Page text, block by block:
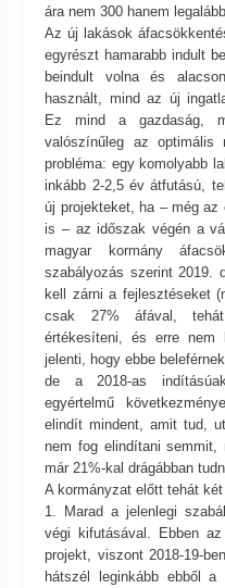
ára nem 300 hanem
Az új lakások
egyrészt hamarabb indult
beindult volna és
használt, mind az új
Ez mind a gazdaság,
valószínűleg az optimális
probléma: egy komolyabb
inkább 2-2,5 év átfutású,
új projekteket, ha – még
is – az időszak végén a
magyar kormány
szabályozás szerint 2019.
kell zárni a fejlesztéseket
csak 27% áfával,
értékesíteni, és erre
jelenti, hogy ebbe
de a 2018-as
egyértelmű
elindít mindent, amit tud,
nem fog elindítani
már 21%-kal drágábban
A kormányzat előtt tehát két
1. Marad a jelenlegi
végi kifutásával. Ebben
projekt, viszont 2018-19-
hátszél leginkább ebből a